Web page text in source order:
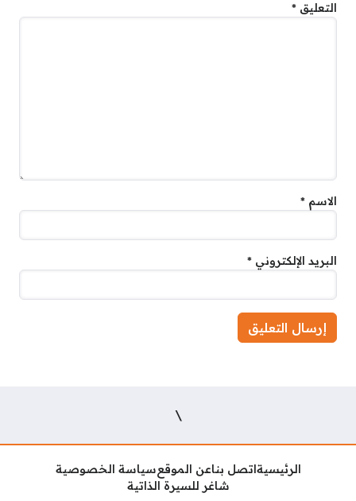
التعليق *
الاسم *
البريد الإلكتروني *
\
الرئيسيةاتصل بناعن الموقعسياسة الخصوصية
شاغر للسيرة الذاتية